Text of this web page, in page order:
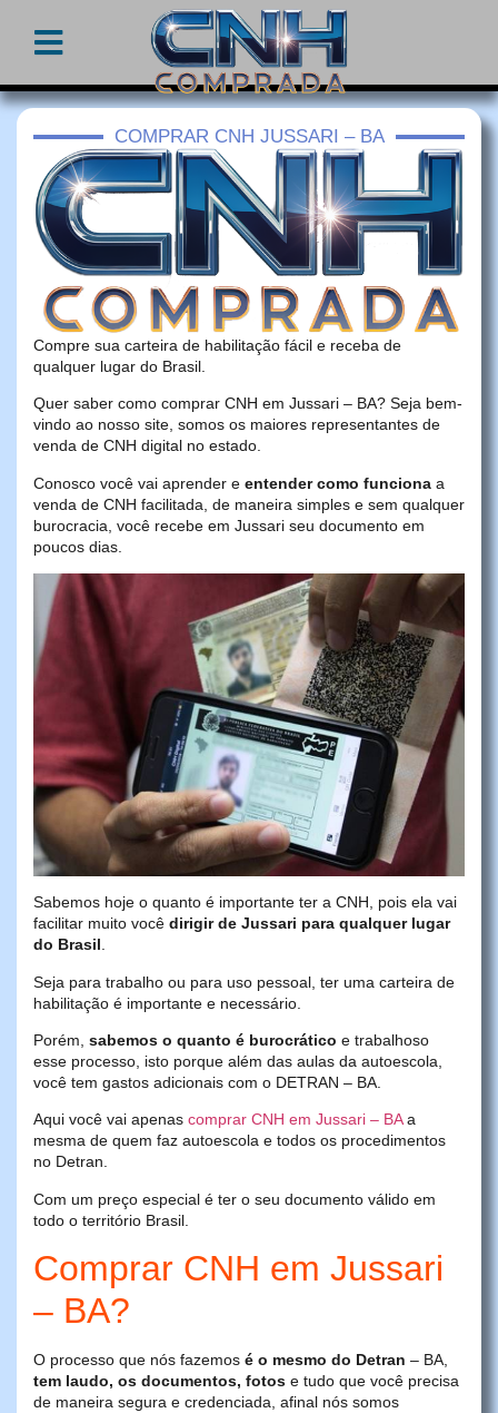
COMPRAR CNH JUSSARI – BA
Compre sua carteira de habilitação fácil e receba de
qualquer lugar do Brasil.
Quer saber como comprar CNH em Jussari – BA? Seja bem-
vindo ao nosso site, somos os maiores representantes de
venda de CNH digital no estado.
Conosco você vai aprender e entender como funciona a
venda de CNH facilitada, de maneira simples e sem qualquer
burocracia, você recebe em Jussari seu documento em
poucos dias.
Sabemos hoje o quanto é importante ter a CNH, pois ela vai
facilitar muito você dirigir de Jussari para qualquer lugar
do Brasil.
Seja para trabalho ou para uso pessoal, ter uma carteira de
habilitação é importante e necessário.
Porém, sabemos o quanto é burocrático e trabalhoso
esse processo, isto porque além das aulas da autoescola,
você tem gastos adicionais com o DETRAN – BA.
Aqui você vai apenas comprar CNH em Jussari – BAa
mesma de quem faz autoescola e todos os procedimentos
no Detran.
Com um preço especial é ter o seu documento válido em
todo o território Brasil.
Comprar CNH em Jussari
– BA?
O processo que nós fazemos é o mesmo do Detran – BA,
tem laudo, os documentos, fotos e tudo que você precisa
de maneira segura e credenciada, afinal nós somos